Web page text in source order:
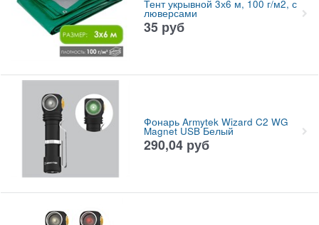
Тент укрывной 3х6 м, 100 г/м2, с
люверсами
35 руб
Фонарь Armytek Wizard C2 WG
Magnet USB Белый
290,04 руб